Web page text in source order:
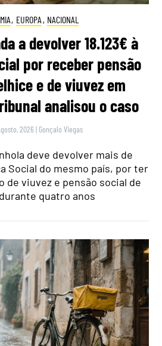
, EUROPA , NACIONAL
a devolver 18.123€ à
por receber pensão
e de viuvez em
analisou o caso
2026 | Gonçalo Viegas
deve devolver mais de
Social do mesmo país, por ter
de viuvez e pensão social de
quatro anos